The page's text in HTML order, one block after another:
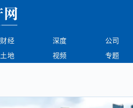
财经 深度
公司
土地 视频 专题